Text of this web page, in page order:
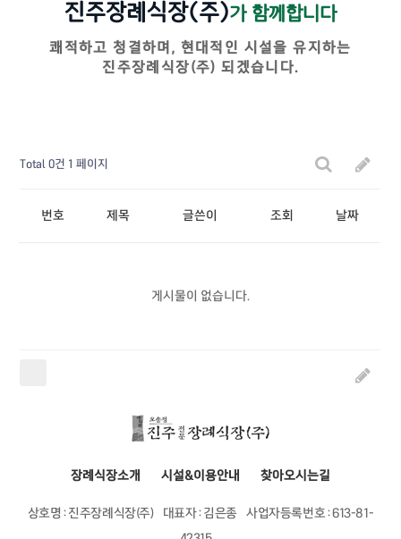
진주장례식장(주)가 함께합니다
쾌적하고 청결하며, 현대적인 시설을 유지하는
진주장례식장(주) 되겠습니다.
Total 0건 1 페이지
번호 제목 글쓴이 조회 날짜
게시물이 없습니다.
장례식장소개 시설&이용안내 찾아오시는길
상호명 : 진주장례식장(주) 대표자 : 김은종 사업자등록번호 : 613-81-